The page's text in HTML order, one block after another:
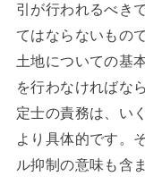
引が行われるべき
てはならないもの
土地についての基
を行わなければな
定士の責務は、い
より具体的です。
ル抑制の意味も含